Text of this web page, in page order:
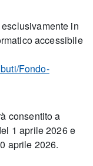
in
accessibile
Fondo-
consentito a
1 aprile 2026 e
aprile 2026.